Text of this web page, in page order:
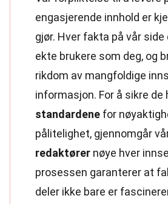
engasjerende innhold er
gjør. Hver fakta på vår
ekte brukere som deg, og
rikdom av mangfoldige
informasjon. For å sikre de
standardene for
pålitelighet, gjennomgår
redaktører nøye hver
prosessen garanterer at
deler ikke bare er